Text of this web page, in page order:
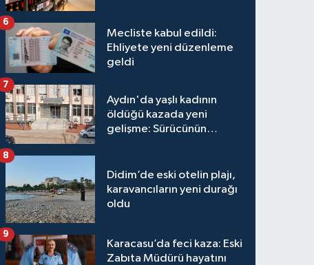
Mecliste kabul edildi:
Ehliyete yeni düzenleme
geldi
6
Aydın'da yaşlı kadının
öldüğü kazada yeni
gelişme: Sürücünün
7
Didim’de eski otelin plajı,
karavancıların yeni durağı
oldu
8
Karacasu’da feci kaza: Eski
Zabıta Müdürü hayatını
9